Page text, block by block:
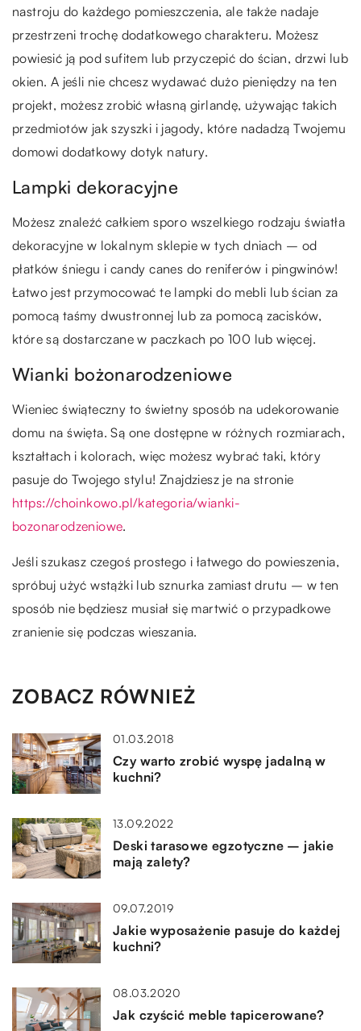
nastroju do każdego pomieszczenia, ale także nadaje
przestrzeni trochę dodatkowego charakteru. Możesz
powiesić ją pod sufitem lub przyczepić do ścian, drzwi lub
okien. A jeśli nie chcesz wydawać dużo pieniędzy na ten
projekt, możesz zrobić własną girlandę, używając takich
przedmiotów jak szyszki i jagody, które nadadzą Twojemu
domowi dodatkowy dotyk natury.
Lampki dekoracyjne
Możesz znaleźć całkiem sporo wszelkiego rodzaju światła
dekoracyjne w lokalnym sklepie w tych dniach – od
płatków śniegu i candy canes do reniferów i pingwinów!
Łatwo jest przymocować te lampki do mebli lub ścian za
pomocą taśmy dwustronnej lub za pomocą zacisków,
które są dostarczane w paczkach po 100 lub więcej.
Wianki bożonarodzeniowe
Wieniec świąteczny to świetny sposób na udekorowanie
domu na święta. Są one dostępne w różnych rozmiarach,
kształtach i kolorach, więc możesz wybrać taki, który
pasuje do Twojego stylu! Znajdziesz je na stronie
https://choinkowo.pl/kategoria/wianki-
bozonarodzeniowe.
Jeśli szukasz czegoś prostego i łatwego do powieszenia,
spróbuj użyć wstążki lub sznurka zamiast drutu – w ten
sposób nie będziesz musiał się martwić o przypadkowe
zranienie się podczas wieszania.
ZOBACZ RÓWNIEŻ
01.03.2018
Czy warto zrobić wyspę jadalną w
kuchni?
13.09.2022
Deski tarasowe egzotyczne – jakie
mają zalety?
09.07.2019
Jakie wyposażenie pasuje do każdej
kuchni?
08.03.2020
Jak czyścić meble tapicerowane?